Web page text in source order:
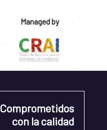
Managed by
Comprometidos
con la calidad